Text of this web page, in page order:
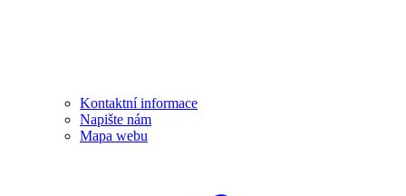
Kontaktní informace
Napište nám
Mapa webu